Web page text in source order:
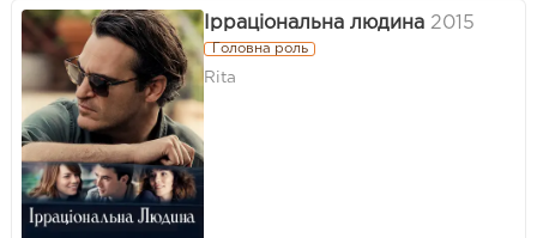
Ірраціональна людина 2015
Головна роль
Rita